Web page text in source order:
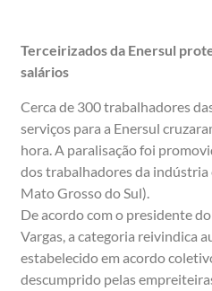
Terceirizados da Enersul
salários
Cerca de 300 trabalhadores
serviços para a Enersul
hora. A paralisação foi
dos trabalhadores da indústria
Mato Grosso do Sul).
De acordo com o presidente
Vargas, a categoria reivindica
estabelecido em acordo
descumprido pelas